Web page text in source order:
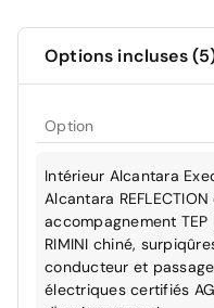
Options incluses
Option
Intérieur Alcantara
Alcantara
accompagnement
RIMINI chiné,
conducteur et
électriques certifiés